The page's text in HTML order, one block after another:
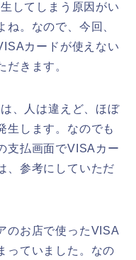
してしまう原因がい
ね。なので、今回、
カードが使えない
だきます。
、人は違えど、ほぼ
生します。なのでも
支払画面でVISAカー
、参考にしていただ
のお店で使ったVISA
っていました。なの